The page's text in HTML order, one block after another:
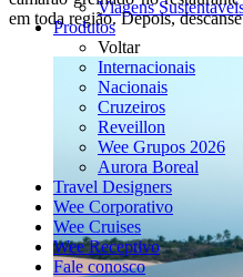
Viagens
Produtos
Voltar
Internacionais
Nacionais
Cruzeiros
Reveillon
Wee Grupos 2026
Aurora Boreal
Travel Designers
Wee Corporativo
Wee Cruises
Wee Receptivo
Fale conosco
em toda região. Depois,